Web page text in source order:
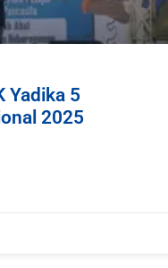
Yadika 5
2025